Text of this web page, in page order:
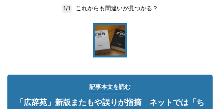
1/1 これからも間違いが見つかる？
記事本文を読む
「広辞苑」新版またもや誤りが指摘 ネットでは「ち